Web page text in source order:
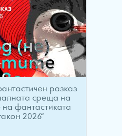
разказ
среща на
на фантастиката
2026“